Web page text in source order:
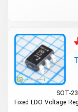
Fixed LDO Voltage